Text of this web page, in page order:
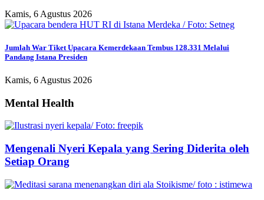
Kamis, 6 Agustus 2026
Jumlah War Tiket Upacara Kemerdekaan Tembus 128.331 Melalui
Pandang Istana Presiden
Kamis, 6 Agustus 2026
Mental Health
Mengenali Nyeri Kepala yang Sering Diderita oleh
Setiap Orang